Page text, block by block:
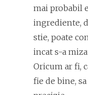
mai probabil
ingrediente,
stie, poate
incat s-a
Oricum ar fi,
fie de bine,